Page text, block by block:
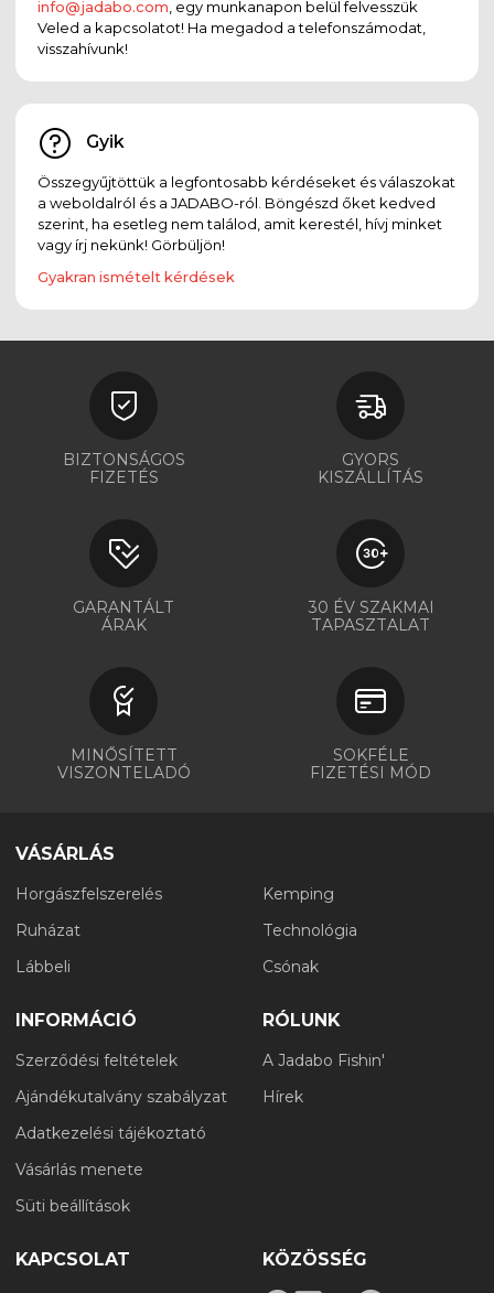
info@jadabo.com , egy munkanapon belül felvesszük
Veled a kapcsolatot! Ha megadod a telefonszámodat,
visszahívunk!
Gyik
Összegyűjtöttük a legfontosabb kérdéseket és válaszokat
a weboldalról és a JADABO-ról. Böngészd őket kedved
szerint, ha esetleg nem találod, amit kerestél, hívj minket
vagy írj nekünk! Görbüljön!
Gyakran ismételt kérdések
BIZTONSÁGOS
FIZETÉS
GYORS
KISZÁLLÍTÁS
GARANTÁLT
ÁRAK
30 ÉV SZAKMAI
TAPASZTALAT
MINŐSÍTETT
VISZONTELADÓ
SOKFÉLE
FIZETÉSI MÓD
VÁSÁRLÁS
Horgászfelszerelés
Ruházat
Lábbeli
Kemping
Technológia
Csónak
INFORMÁCIÓ
Szerződési feltételek
Ajándékutalvány szabályzat
Adatkezelési tájékoztató
Vásárlás menete
Süti beállítások
RÓLUNK
A Jadabo Fishin'
Hírek
KAPCSOLAT KÖZÖSSÉG